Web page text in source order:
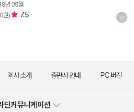
년 05월
원) 7.5
회사 소개 출판사 안내 PC 버전
딘커뮤니케이션